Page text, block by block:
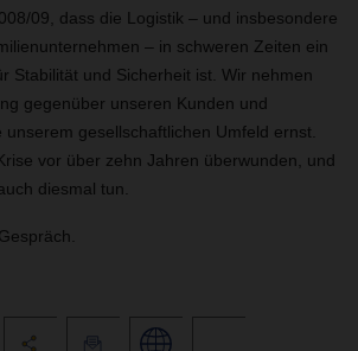
09, dass die Logistik – und insbesondere
– in schweren Zeiten ein
Stabilität und Sicherheit ist. Wir nehmen
gegenüber unseren Kunden und
gesellschaftlichen Umfeld ernst.
vor über zehn Jahren überwunden, und
diesmal tun.